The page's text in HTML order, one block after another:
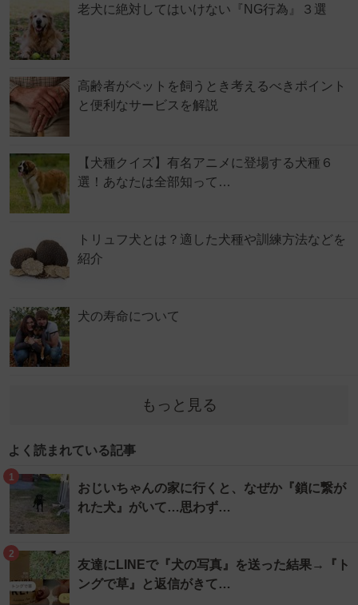
老犬に絶対してはいけない『NG行為』３選
高齢者がペットを飼うとき考えるべきポイント
と便利なサービスを解説
【犬種クイズ】有名アニメに登場する犬種６
選！あなたは全部知って…
トリュフ犬とは？適した犬種や訓練方法などを
紹介
犬の寿命について
もっと見る
よく読まれている記事
1
おじいちゃんの家に行くと、なぜか『鎖に繋が
れた犬』がいて…思わず…
2
友達にLINEで『犬の写真』を送った結果→『ト
ングで草』と返信がきて…